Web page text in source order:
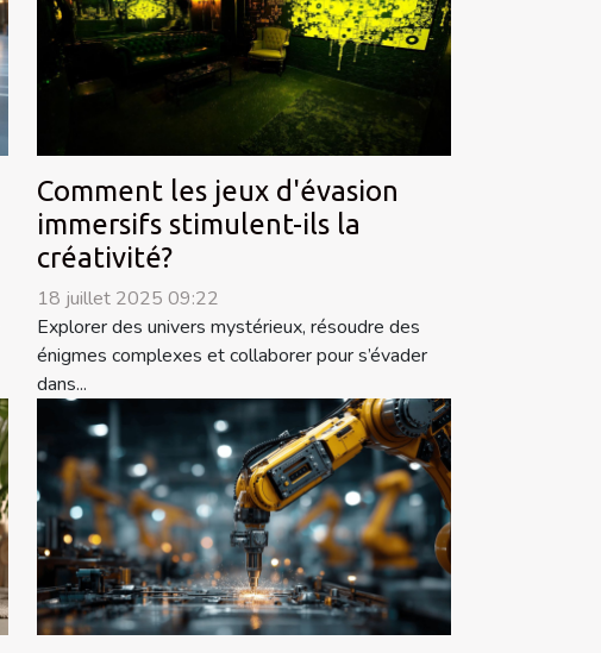
Comment les jeux d'évasion
immersifs stimulent-ils la
créativité?
18 juillet 2025 09:22
Explorer des univers mystérieux, résoudre des
énigmes complexes et collaborer pour s’évader
dans...